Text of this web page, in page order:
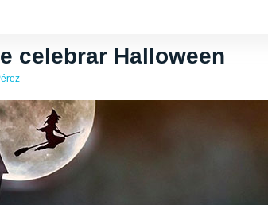
celebrar Halloween